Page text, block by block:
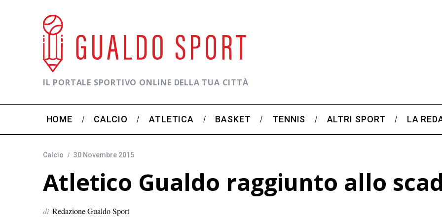
IL PORTALE SPORTIVO ONLINE DELLA TUA CITTÀ
HOME CALCIO ATLETICA BASKET TENNIS ALTRI SPORT LA
Calcio 30 Novembre 2015
Atletico Gualdo raggiunto allo
di Redazione Gualdo Sport